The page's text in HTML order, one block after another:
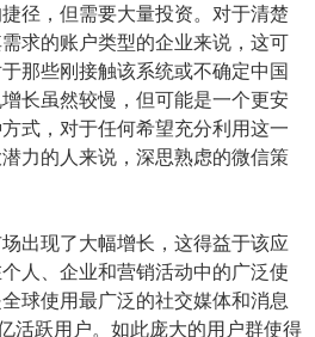
径，但需要大量投资。对于清楚
求的账户类型的企业来说，这可
那些刚接触该系统或不确定中国
长虽然较慢，但可能是一个更安
式，对于任何希望充分利用这一
力的人来说，深思熟虑的微信策
出现了大幅增长，这得益于该应
人、企业和营销活动中的广泛使
球使用最广泛的社交媒体和消息
活跃用户。如此庞大的用户群使得